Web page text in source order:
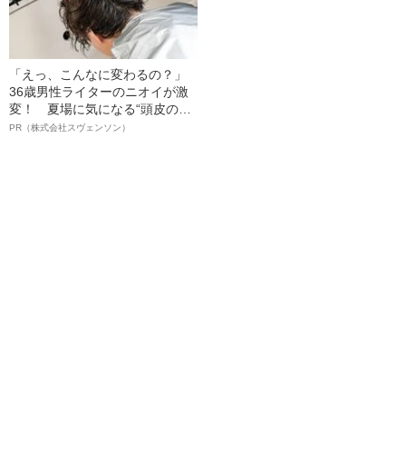
「えっ、こんなに変わるの？」
36歳男性ライターのニオイが激
変！ 夏場に気になる“頭皮のニ
オイ”や“ベタつき”を解消す
PR（株式会社スヴェンソン）